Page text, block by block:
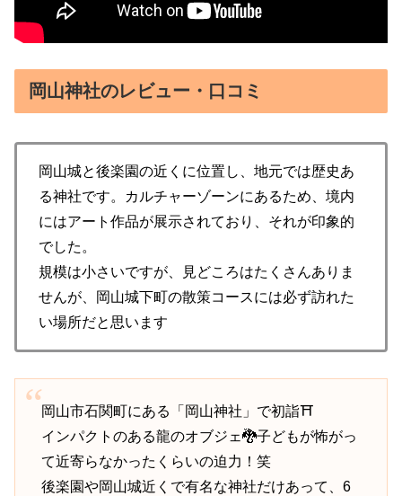
岡山神社のレビュー・口コミ
岡山城と後楽園の近くに位置し、地元では歴史あ
る神社です。カルチャーゾーンにあるため、境内
にはアート作品が展示されており、それが印象的
でした。
規模は小さいですが、見どころはたくさんありま
せんが、岡山城下町の散策コースには必ず訪れた
い場所だと思います
岡山市石関町にある「岡山神社」で初詣⛩️
インパクトのある龍のオブジェ🐉子どもが怖がっ
て近寄らなかったくらいの迫力！笑
後楽園や岡山城近くで有名な神社だけあって、6